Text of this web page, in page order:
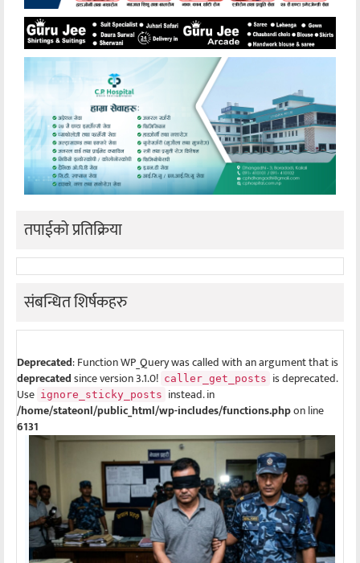
तपाईको प्रतिक्रिया
संबन्धित शिर्षकहरु
Deprecated: Function WP_Query was called with an argument that is
deprecatedsince version 3.1.0! caller_get_posts is deprecated.
Use ignore_sticky_posts instead. in
/home/stateonl/public_html/wp-includes/functions.phpon line
6131